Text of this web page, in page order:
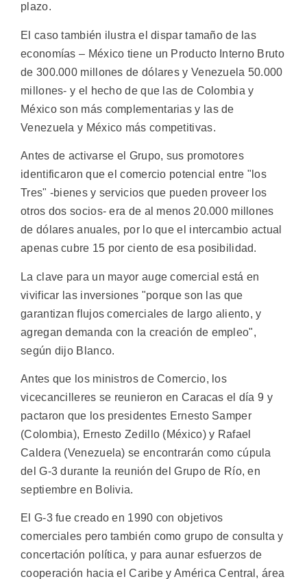
plazo.
El caso también ilustra el dispar tamaño de las
economías – México tiene un Producto Interno Bruto
de 300.000 millones de dólares y Venezuela 50.000
millones- y el hecho de que las de Colombia y
México son más complementarias y las de
Venezuela y México más competitivas.
Antes de activarse el Grupo, sus promotores
identificaron que el comercio potencial entre "los
Tres" -bienes y servicios que pueden proveer los
otros dos socios- era de al menos 20.000 millones
de dólares anuales, por lo que el intercambio actual
apenas cubre 15 por ciento de esa posibilidad.
La clave para un mayor auge comercial está en
vivificar las inversiones "porque son las que
garantizan flujos comerciales de largo aliento, y
agregan demanda con la creación de empleo",
según dijo Blanco.
Antes que los ministros de Comercio, los
vicecancilleres se reunieron en Caracas el día 9 y
pactaron que los presidentes Ernesto Samper
(Colombia), Ernesto Zedillo (México) y Rafael
Caldera (Venezuela) se encontrarán como cúpula
del G-3 durante la reunión del Grupo de Río, en
septiembre en Bolivia.
El G-3 fue creado en 1990 con objetivos
comerciales pero también como grupo de consulta y
concertación política, y para aunar esfuerzos de
cooperación hacia el Caribe y América Central, área